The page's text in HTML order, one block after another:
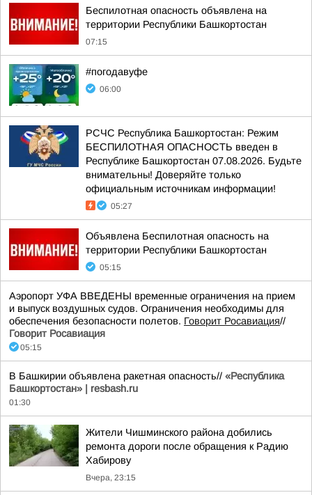
Беспилотная опасность объявлена на
территории Республики Башкортостан
07:15
#погодавуфе
06:00
РСЧС Республика Башкортостан: Режим
БЕСПИЛОТНАЯ ОПАСНОСТЬ введен в
Республике Башкортостан 07.08.2026. Будьте
внимательны! Доверяйте только
официальным источникам информации!
05:27
Объявлена Беспилотная опасность на
территории Республики Башкортостан
05:15
Аэропорт УФА ВВЕДЕНЫ временные ограничения на прием
и выпуск воздушных судов. Ограничения необходимы для
обеспечения безопасности полетов. Говорит Росавиация//
Говорит Росавиация
05:15
В Башкирии объявлена ракетная опасность// «Республика
Башкортостан» | resbash.ru
01:30
Жители Чишминского района добились
ремонта дороги после обращения к Радию
Хабирову
Вчера, 23:15